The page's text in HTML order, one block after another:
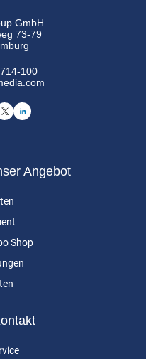
GmbH
73-79
100
Angebot
Shop